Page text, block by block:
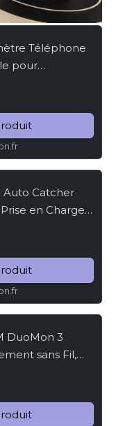
Téléphone
pour
Bonbons
Auto Catcher
en Charge
de Connexion
DuoMon 3
sans Fil,
Appareil
Portée...